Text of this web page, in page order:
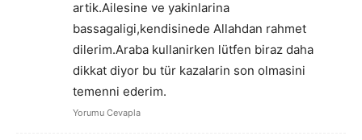
artik.Ailesine ve yakinlarina
bassagaligi,kendisinede Allahdan rahmet
dilerim.Araba kullanirken lütfen biraz daha
dikkat diyor bu tür kazalarin son olmasini
temenni ederim.
Yorumu Cevapla